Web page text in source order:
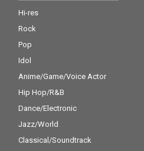
Hi-res
Rock
Pop
Idol
Anime/Game/Voice Actor
Hip Hop/R&B
Dance/Electronic
Jazz/World
Classical/Soundtrack